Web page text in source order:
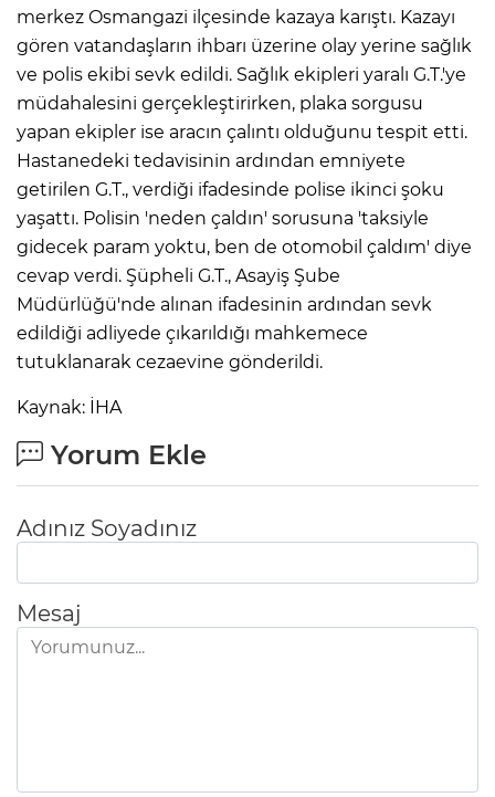
merkez Osmangazi ilçesinde kazaya karıştı. Kazayı
gören vatandaşların ihbarı üzerine olay yerine sağlık
ve polis ekibi sevk edildi. Sağlık ekipleri yaralı G.T.'ye
müdahalesini gerçekleştirirken, plaka sorgusu
yapan ekipler ise aracın çalıntı olduğunu tespit etti.
Hastanedeki tedavisinin ardından emniyete
getirilen G.T., verdiği ifadesinde polise ikinci şoku
yaşattı. Polisin 'neden çaldın' sorusuna 'taksiyle
gidecek param yoktu, ben de otomobil çaldım' diye
cevap verdi. Şüpheli G.T., Asayiş Şube
Müdürlüğü'nde alınan ifadesinin ardından sevk
edildiği adliyede çıkarıldığı mahkemece
tutuklanarak cezaevine gönderildi.
Kaynak: İHA
Yorum Ekle
Adınız Soyadınız
Mesaj